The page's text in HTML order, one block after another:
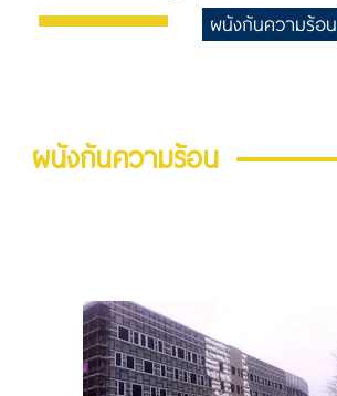
ผนังกันความร้อน
ผนังกันความร้อน